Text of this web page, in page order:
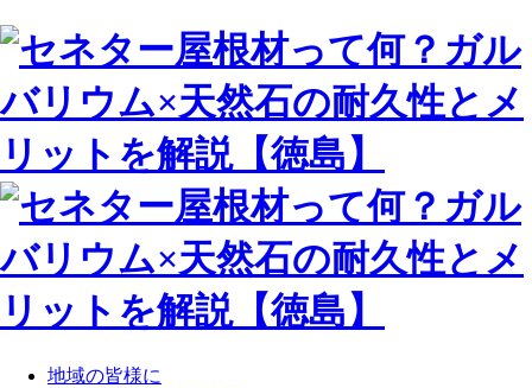
地域の皆様に